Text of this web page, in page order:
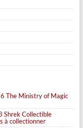
The Ministry of Magic
Shrek Collectible
à collectionner